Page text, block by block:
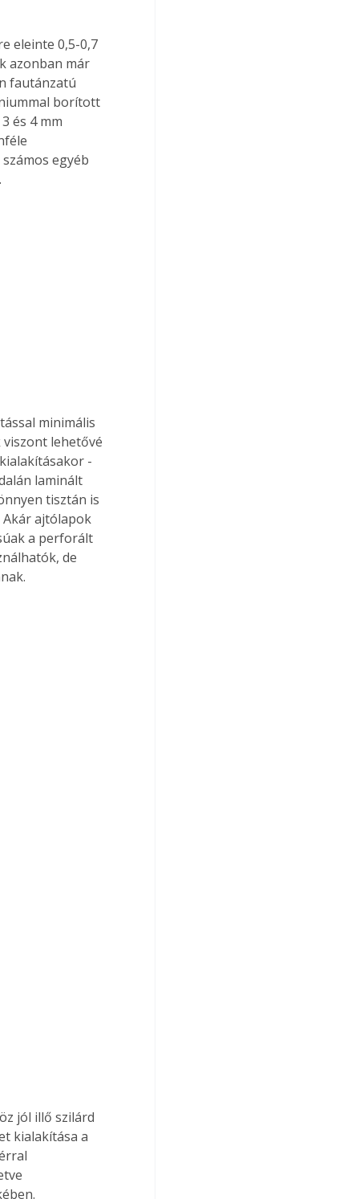
azonban már
fautánzatú
borított
és 4 mm
egyéb
minimális
lehetővé
-
laminált
tisztán is
ajtólapok
a perforált
de
jól illő szilárd
kialakítása a